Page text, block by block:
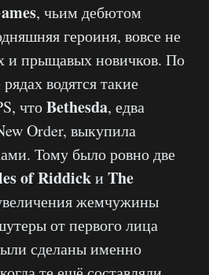
, чьим дебютом
героиня, вовсе не
и прыщавых новичков. По
водятся такие
чтоBethesda, едва
Order, выкупила
Тому было ровно две
of Riddickи The
жемчужины
от первого лица
сделаны именно